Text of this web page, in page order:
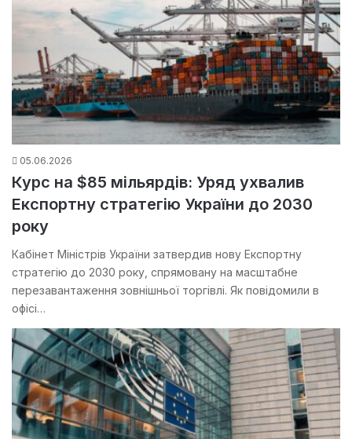
05.06.2026
Курс на $85 мільярдів: Уряд ухвалив
Експортну стратегію України до 2030
року
Кабінет Міністрів України затвердив нову Експортну
стратегію до 2030 року, спрямовану на масштабне
перезавантаження зовнішньої торгівлі. Як повідомили в
офісі…